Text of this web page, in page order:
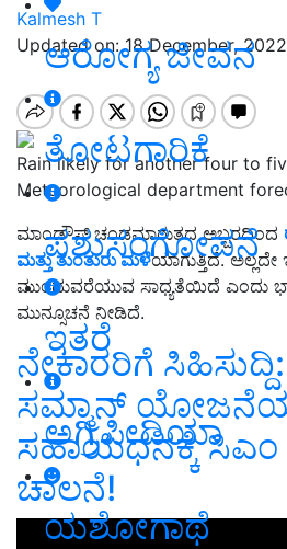
ಆರೋಗ್ಯ ಜೀವನ
ತೋಟಗಾರಿಕೆ
ಪಶುಸಂಗೋಪನೆ
ಇತರೆ
ಅಗ್ರಿಪೀಡಿಯಾ
ಯಶೋಗಾಥೆ
Kalmesh T
Updated on: 18 December,
Rain likely for another four to
Meteorological department
ಮಾಂಡೌಸ್ ಚಂಡಮಾರುತದ ಅಬ್ಬರದಿಂದ
ಮತ್ತು ತುಂತುರು ಮಳೆಯಾಗುತ್ತಿದೆ.
ಮುಂದುವರೆಯುವ ಸಾಧ್ಯತೆಯಿದೆ ಎಂದು
ಮುನ್ಸೂಚನೆ ನೀಡಿದೆ.
ನೇಕಾರರಿಗೆ
ಸಮ್ಮಾನ್‌
ಸಹಾಯಧನಕ್ಕೆ
ಚಾಲನೆ!